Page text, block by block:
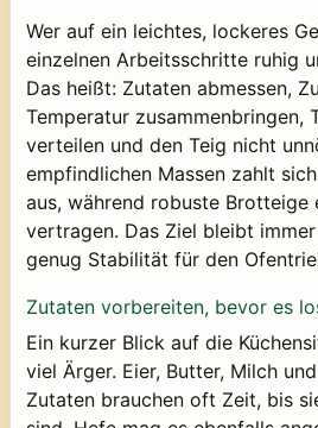
Wer auf ein leichtes, lockeres
einzelnen Arbeitsschritte ruhig
Das heißt: Zutaten abmessen,
Temperatur zusammenbringen,
verteilen und den Teig nicht
empfindlichen Massen zahlt
aus, während robuste Brotteige
vertragen. Das Ziel bleibt
genug Stabilität für den
Zutaten vorbereiten, bevor es
Ein kurzer Blick auf die
viel Ärger. Eier, Butter, Milch
Zutaten brauchen oft Zeit, bis